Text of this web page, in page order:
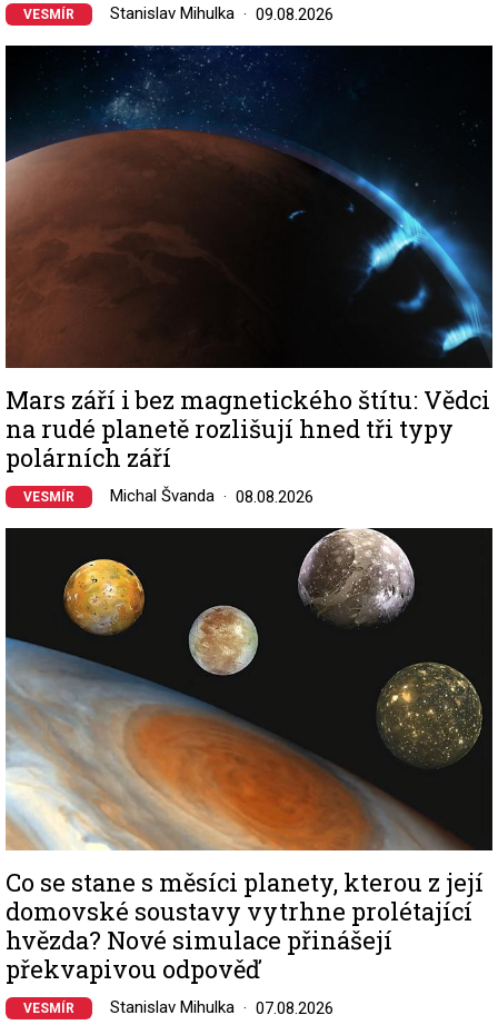
VESMÍR Stanislav Mihulka 09.08.2026
Image
Mars září i bez magnetického štítu: Vědci
na rudé planetě rozlišují hned tři typy
polárních září
VESMÍR Michal Švanda 08.08.2026
Co se stane s měsíci planety, kterou z její
domovské soustavy vytrhne prolétající
hvězda? Nové simulace přinášejí
překvapivou odpověď
VESMÍR Stanislav Mihulka 07.08.2026